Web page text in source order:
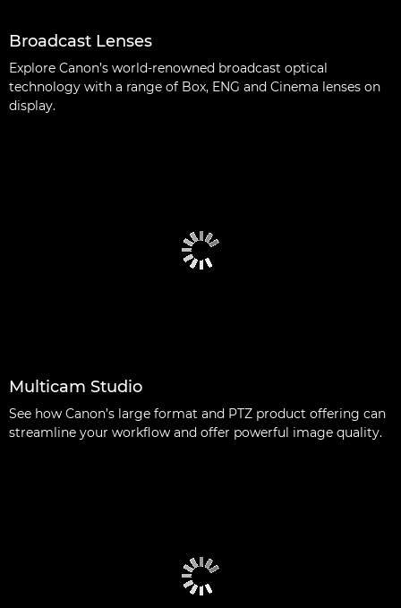
Broadcast Lenses
Explore Canon’s world-renowned broadcast optical
technology with a range of Box, ENG and Cinema lenses on
display.
Multicam Studio
See how Canon’s large format and PTZ product offering can
streamline your workflow and offer powerful image quality.